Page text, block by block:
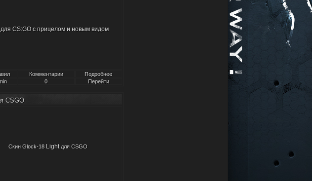
для CS:GO с прицелом и новым видом
Комментарии
Подробнее
0 Перейти
CSGO
Скин Glock-18 Lightдля CSGO